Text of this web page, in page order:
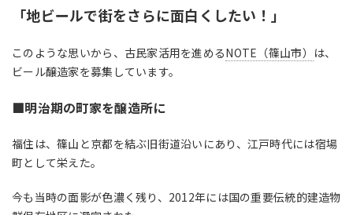
「地ビールで街をさらに面白くしたい！」
このような思いから、古民家活用を進めるNOTE（篠山市） は、
ビール醸造家を募集しています。
■明治期の町家を醸造所に
福住は、篠山と京都を結ぶ旧街道沿いにあり、江戸時代には宿場
町として栄えた。
今も当時の面影が色濃く残り、 2012年には国の重要伝統的建造物